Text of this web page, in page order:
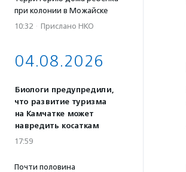
при колонии в Можайске
10:32 · Прислано НКО
04.08.2026
Биологи предупредили,
что развитие туризма
на Камчатке может
навредить косаткам
17:59
Почти половина